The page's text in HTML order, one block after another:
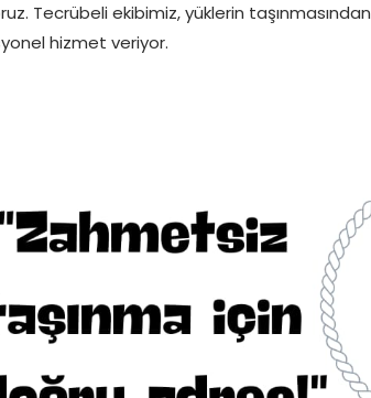
Tecrübeli ekibimiz, yüklerin taşınmasından
hizmet veriyor.